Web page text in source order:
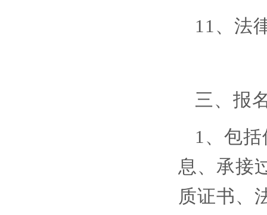
11、法
三、报
1、包
息、承接
质证书、